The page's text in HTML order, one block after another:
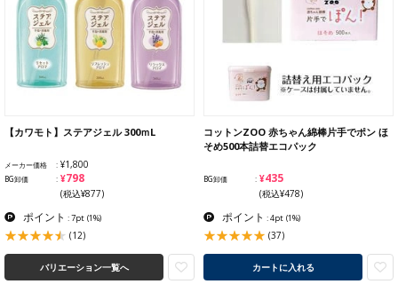
【カワモト】ステアジェル 300ｍL
メーカー価格 ¥1,800
BG卸価 ¥798
(税込¥877)
ポイント : 7pt (1%)
(12)
バリエーション一覧へ
コットンZOO 赤ちゃん綿棒片手でポン ほ
そめ500本詰替エコパック
BG卸価 ¥435
(税込¥478)
ポイント : 4pt (1%)
(37)
カートに入れる